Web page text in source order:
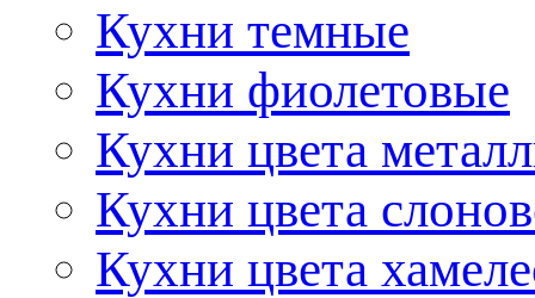
Кухни темные
Кухни фиолетовые
Кухни цвета
Кухни цвета
Кухни цвета